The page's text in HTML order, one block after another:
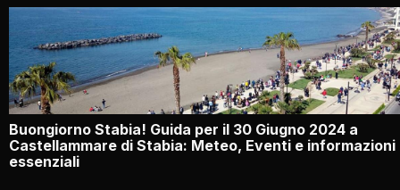
Buongiorno Stabia! Guida per il 30 Giugno 2024 a
Castellammare di Stabia: Meteo, Eventi e informazioni
essenziali